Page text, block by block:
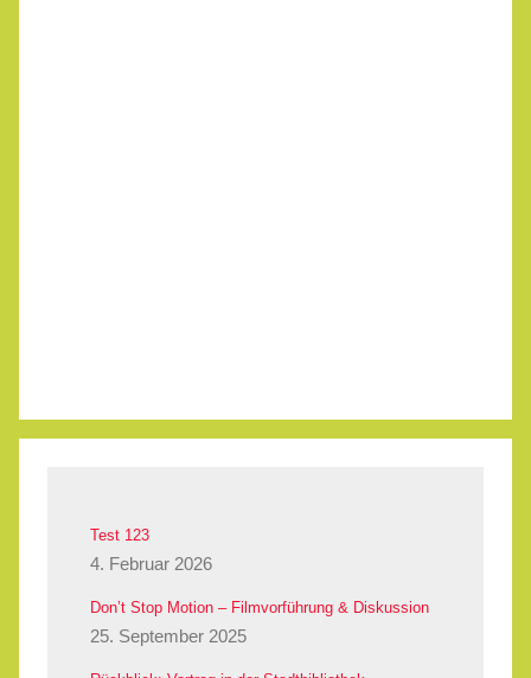
Test 123
4. Februar 2026
Don’t Stop Motion – Filmvorführung & Diskussion
25. September 2025